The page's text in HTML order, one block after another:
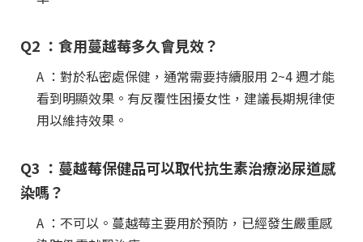
Q2 ：食用蔓越莓多久會見效？
A ：對於私密處保健，通常需要持續服用 2~4 週才能
看到明顯效果。有反覆性困擾女性，建議長期規律使
用以維持效果。
Q3 ：蔓越莓保健品可以取代抗生素治療泌尿道感
染嗎？
A ：不可以。蔓越莓主要用於預防，已經發生嚴重感